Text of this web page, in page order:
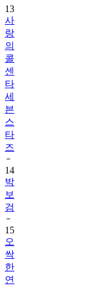
13
사
랑
의
콜
센
타
세
븐
스
타
즈
14
박
보
검
15
오
싹
한
연